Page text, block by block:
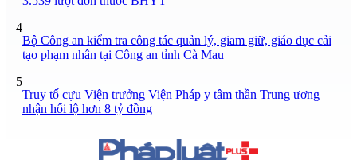
4
Bộ Công an kiểm tra công tác quản lý, giam giữ, giáo dục cải
tạo phạm nhân tại Công an tỉnh Cà Mau
5
Truy tố cựu Viện trưởng Viện Pháp y tâm thần Trung ương
nhận hối lộ hơn 8 tỷ đồng